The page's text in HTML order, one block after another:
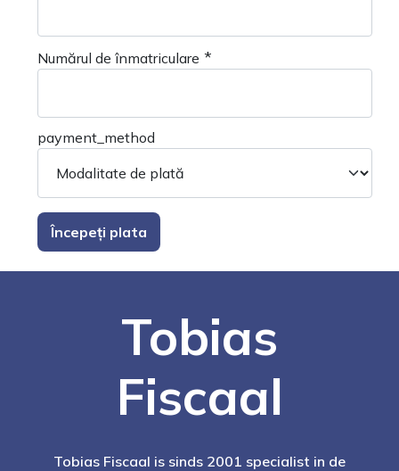
Numărul de înmatriculare *
payment_method
Începeți plata
Tobias
Fiscaal
Tobias Fiscaal is sinds 2001 specialist in de